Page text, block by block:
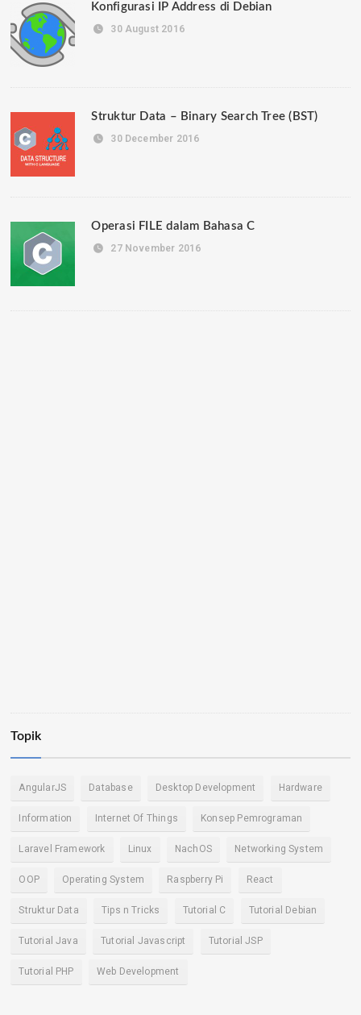
Konfigurasi IP Address di Debian
30 August 2016
Struktur Data – Binary Search Tree (BST)
30 December 2016
Operasi FILE dalam Bahasa C
27 November 2016
Topik
AngularJS Database Desktop Development Hardware
Information Internet Of Things Konsep Pemrograman
Laravel Framework Linux NachOS Networking System
OOP Operating System Raspberry Pi React
Struktur Data Tips n Tricks Tutorial C Tutorial Debian
Tutorial Java Tutorial Javascript Tutorial JSP
Tutorial PHP Web Development